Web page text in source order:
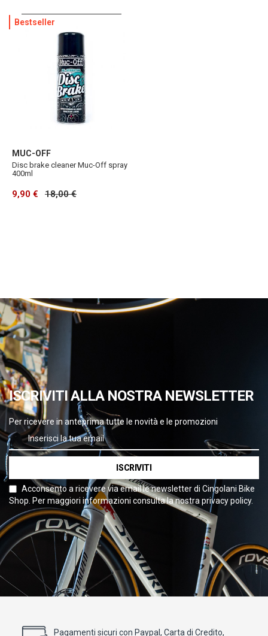
Bestseller
MUC-OFF
Disc brake cleaner Muc-Off spray
400ml
9,90 € 18,00 €
ISCRIVITI ALLA NOSTRA NEWSLETTER
Per ricevere in anteprima tutte le novità e le promozioni
ISCRIVITI
Acconsento a ricevere via email le newsletter di Cingolani Bike
Shop. Per maggiori informazioni consulta la nostra privacy policy.
Pagamenti sicuri con Paypal, Carta di Credito,